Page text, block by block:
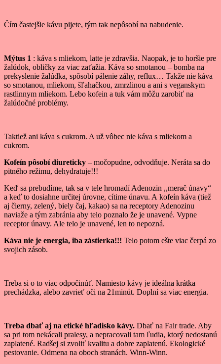
Čím častejšie kávu pijete, tým tak nepôsobí na nabudenie.
Mýtus 1 : káva s mliekom, latte je zdravšia. Naopak, je to horšie pre
žalúdok, obličky za viac zaťažia. Káva so smotanou – bomba na
prekyslenie žalúdka, spôsobí pálenie záhy, reflux… Takže nie káva
so smotanou, mliekom, šľahačkou, zmrzlinou a ani s veganskym
rastlinnym mliekom. Lebo kofein a tuk vám môžu zarobiť na
žalúdočné problémy.
Taktiež ani káva s cukrom. A už vôbec nie káva s mliekom a
cukrom.
Kofeín pôsobí diureticky – močopudne, odvodňuje. Neráta sa do
pitného režimu, dehydratuje!!!
Keď sa prebudíme, tak sa v tele hromadí Adenozin ,,merač únavy“
a keď to dosiahne určitej úrovne, cítime únavu. A kofeín káva (tiež
aj čierny, zelený, biely čaj, kakao) sa na receptory Adenozinu
naviaže a tým zabránia aby telo poznalo že je unavené. Vypne
receptor únavy. Ale telo je unavené, len to nepozná.
Káva nie je energia, iba zástierka!!! Telo potom ešte viac čerpá zo
svojich zásob.
Treba si o to viac odpočinúť. Namiesto kávy je ideálna krátka
prechádzka, alebo zavrieť oči na 21minút. Doplní sa viac energia.
Treba dbať aj na etické hľadisko kávy. Dbať na Fair trade. Aby
sa pri tom nekácali pralesy, a nepracovali tam ľudia, ktorý nedostanú
zaplatené. Radšej si zvoliť kvalitu a dobre zaplatenú. Ekologické
pestovanie. Odmena na oboch stranách. Winn-Winn.